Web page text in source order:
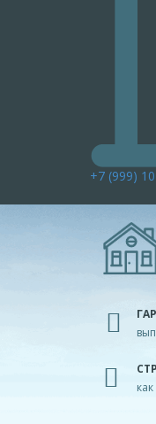
+7 (999)